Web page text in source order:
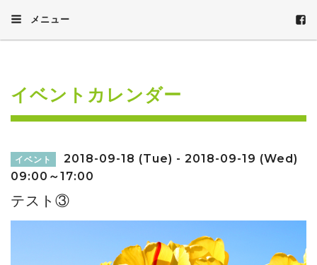
メニュー
イベントカレンダー
イベント
2018-09-18 (Tue) - 2018-09-19 (Wed)
09:00～17:00
テスト③